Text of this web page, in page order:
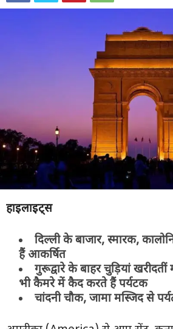
हाइलाइट्स
दिल्ली के बाजार, स्मारक,
हैं आकर्षित
गुरूद्वारे के बाहर चुड़ियां
भी कैमरे में कैद करते हैं पर्यटक
चांदनी चौक, जामा मस्जिद से